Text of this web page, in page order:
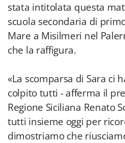
stata intitolata questa
scuola secondaria di
Mare a Misilmeri nel
che la raffigura.
«La scomparsa di Sara ci
colpito tutti - afferma il
Regione Siciliana Renato
tutti insieme oggi per
dimostriamo che